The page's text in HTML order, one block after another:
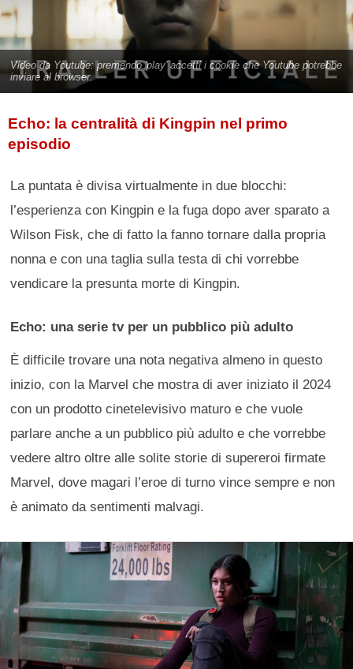
Echo: la centralità di Kingpin nel primo
episodio
La puntata è divisa virtualmente in due blocchi:
l’esperienza con Kingpin e la fuga dopo aver sparato a
Wilson Fisk, che di fatto la fanno tornare dalla propria
nonna e con una taglia sulla testa di chi vorrebbe
vendicare la presunta morte di Kingpin.
Echo: una serie tv per un pubblico più adulto
È difficile trovare una nota negativa almeno in questo
inizio, con la Marvel che mostra di aver iniziato il 2024
con un prodotto cinetelevisivo maturo e che vuole
parlare anche a un pubblico più adulto e che vorrebbe
vedere altro oltre alle solite storie di supereroi firmate
Marvel, dove magari l’eroe di turno vince sempre e non
è animato da sentimenti malvagi.